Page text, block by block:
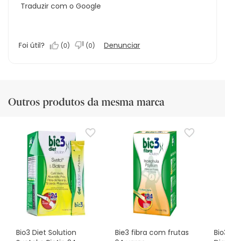
Traduzir com o Google
Foi útil? (0) (0) Denunciar
Outros produtos da mesma marca
Bio3 Diet Solution
Bie3 fibra com frutas